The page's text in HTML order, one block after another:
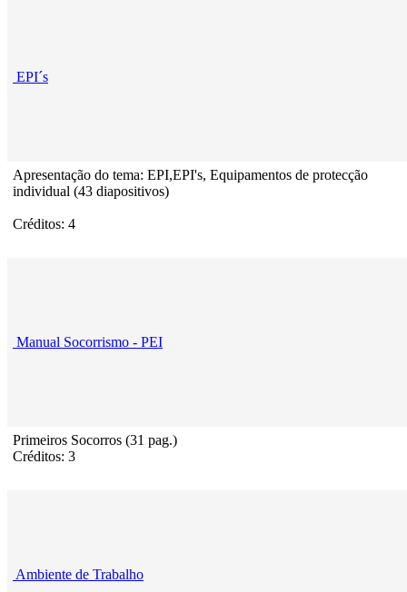
EPI´s
Apresentação do tema: EPI,EPI's, Equipamentos de protecção
individual (43 diapositivos)
Créditos: 4
Manual Socorrismo - PEI
Primeiros Socorros (31 pag.)
Créditos: 3
Ambiente de Trabalho